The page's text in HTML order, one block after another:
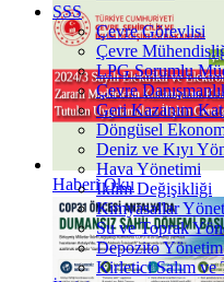
Haberi Oku
SSS
Çevre Görevlisi
Çevre
LPG Sorumlu
Çevre
Geri Kazanım
Döngüsel
Deniz ve Kıyı
Hava Yönetimi
İklim Değişikliği
Kimyasallar
Su ve Toprak
Depozito
Kirletici Salım ve